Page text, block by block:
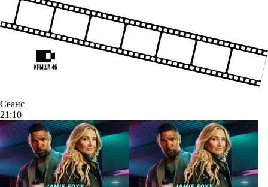
Сеанс
21:10